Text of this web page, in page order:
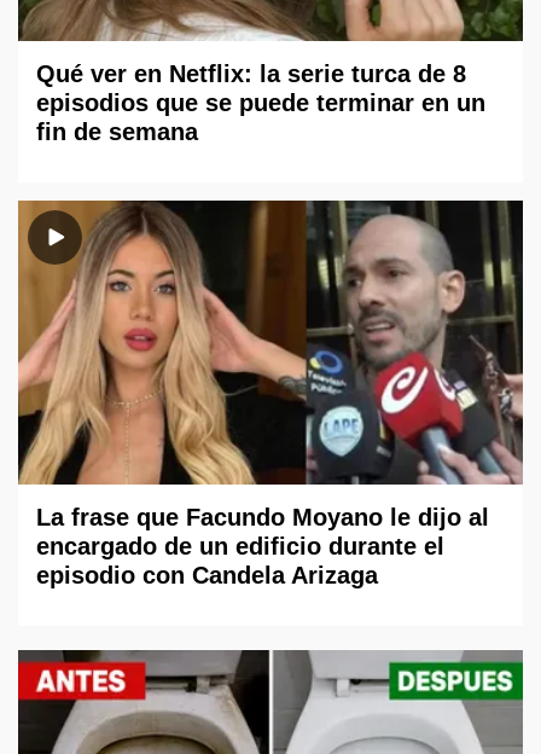
Qué ver en Netflix: la serie turca de 8
episodios que se puede terminar en un
fin de semana
La frase que Facundo Moyano le dijo al
encargado de un edificio durante el
episodio con Candela Arizaga